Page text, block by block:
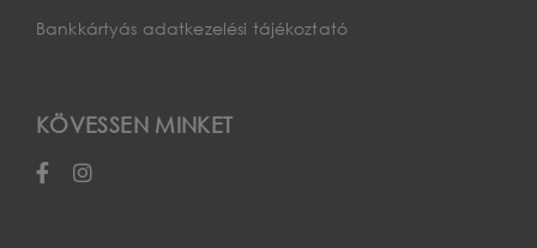
Bankkártyás adatkezelési tájékoztató
KÖVESSEN MINKET